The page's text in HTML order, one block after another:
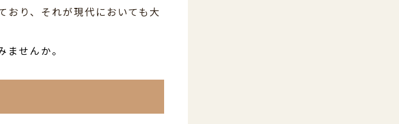
おり、それが現代においても大
せんか。